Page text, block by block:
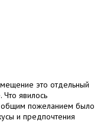
это отдельный
явилось
общим пожеланием было
и предпочтения